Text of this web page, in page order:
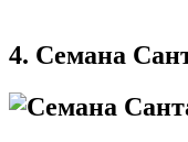
4. Семана